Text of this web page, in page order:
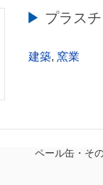
▶︎ プラス
建築, 窯業
ペール缶・そ